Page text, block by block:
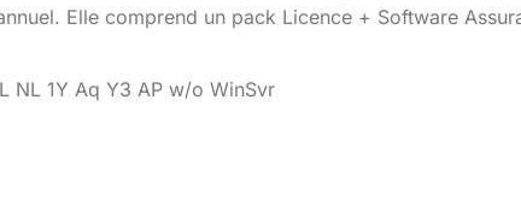
Elle comprend un pack Licence + Software
NL 1Y Aq Y3 AP w/o WinSvr